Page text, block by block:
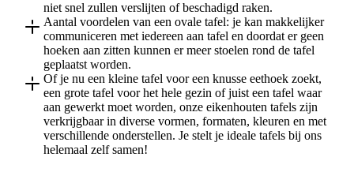
niet snel zullen verslijten of beschadigd raken.
Aantal voordelen van een ovale tafel: je kan makkelijker
communiceren met iedereen aan tafel en doordat er geen
hoeken aan zitten kunnen er meer stoelen rond de tafel
geplaatst worden.
Of je nu een kleine tafel voor een knusse eethoek zoekt,
een grote tafel voor het hele gezin of juist een tafel waar
aan gewerkt moet worden, onze eikenhouten tafels zijn
verkrijgbaar in diverse vormen, formaten, kleuren en met
verschillende onderstellen. Je stelt je ideale tafels bij ons
helemaal zelf samen!